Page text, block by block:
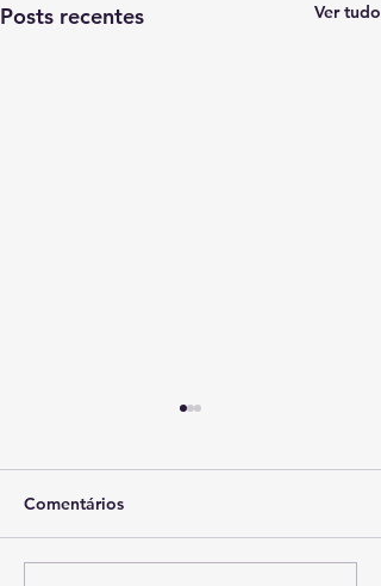
Posts recentes Ver tudo
Comentários